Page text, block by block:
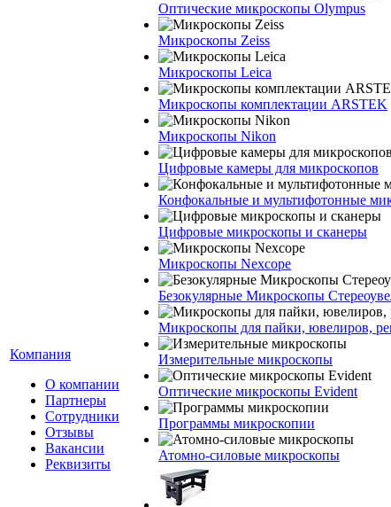
Компания
О компании
Партнеры
Сотрудники
Отзывы
Вакансии
Реквизиты
Оптические микроскопы Olympus
Микроскопы Zeiss
Микроскопы Leica
Микроскопы комплектации ARSTEK
Микроскопы Nikon
Цифровые камеры для микроскопов
Конфокальные и мультифотонные
Цифровые микроскопы и сканеры
Микроскопы Nexcope
Безокулярные Микроскопы
Микроскопы для пайки, ювелиров,
Измерительные микроскопы
Оптические микроскопы Evident
Программы микроскопии
Атомно-силовые микроскопы